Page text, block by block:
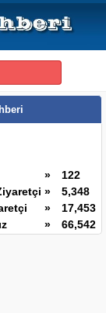
»
122
»
5,348
»
17,453
» 66,542